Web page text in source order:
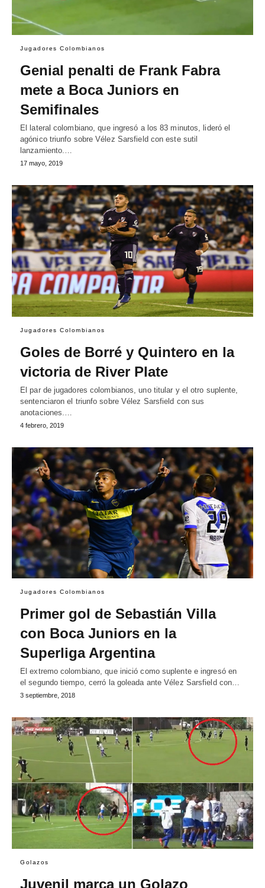
Jugadores Colombianos
Genial penalti de Frank Fabra
mete a Boca Juniors en
Semifinales
El lateral colombiano, que ingresó a los 83 minutos, lideró el
agónico triunfo sobre Vélez Sarsfield con este sutil
lanzamiento.…
17 mayo, 2019
Jugadores Colombianos
Goles de Borré y Quintero en la
victoria de River Plate
El par de jugadores colombianos, uno titular y el otro suplente,
sentenciaron el triunfo sobre Vélez Sarsfield con sus
anotaciones.…
4 febrero, 2019
Jugadores Colombianos
Primer gol de Sebastián Villa
con Boca Juniors en la
Superliga Argentina
El extremo colombiano, que inició como suplente e ingresó en
el segundo tiempo, cerró la goleada ante Vélez Sarsfield con…
3 septiembre, 2018
Golazos
Juvenil marca un Golazo